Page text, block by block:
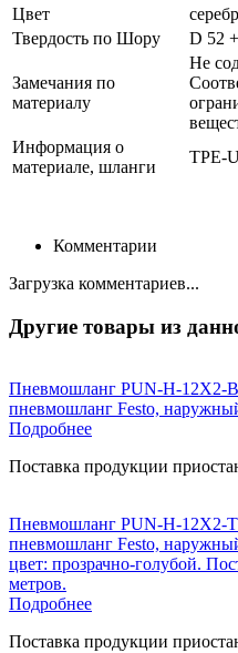
Цвет
Твердость по Шору
D 52
Замечания по
материалу
Не
Информация о
материале, шланги
TPE-
Комментарии
Загрузка комментариев...
Другие товары из
Пневмошланг PUN-H-12X2-
пневмошланг Festo,
Подробнее
Поставка продукции
Пневмошланг PUN-H-12X2-
пневмошланг Festo,
цвет: прозрачно-голубой.
метров.
Подробнее
Поставка продукции